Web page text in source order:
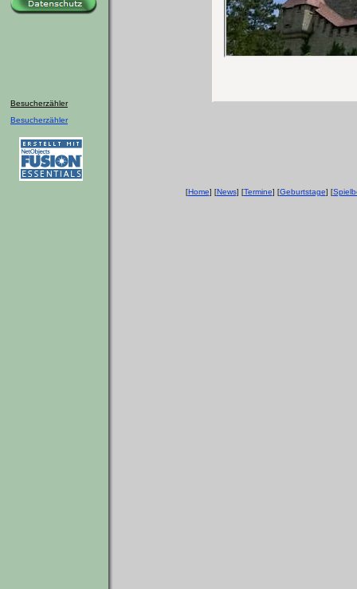
Besucherzähler
Besucherzähler
[Home] [News] [Termine] [Geburtstage] [